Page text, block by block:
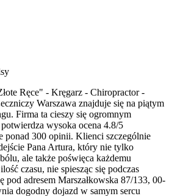
Ręce" - Kręgarz - Chiropractor -
Warszawa znajduje się na piątym
Firma ta cieszy się ogromnym
wysoka ocena 4.8/5
ponad 300 opinii. Klienci szczególnie
Pana Artura, który nie tylko
ale także poświęca każdemu
czasu, nie spiesząc się podczas
pod adresem Marszałkowska 87/133, 00-
dogodny dojazd w samym sercu